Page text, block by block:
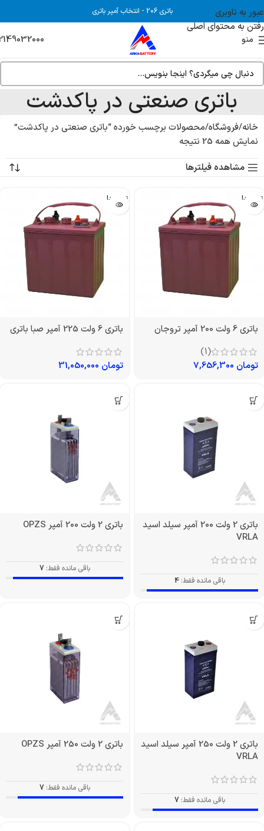
عبور به ناوبری
رفتن به محتوای اصلی
باتری 206 - انتخاب آمپر باتری
منو
باتری صنعتی در پاکدشت
خانه فروشگاه محصولات برچسب خورده “باتری صنعتی در پاکدشت”
نمایش همه 25 نتیجه
مشاهده فیلترها
تمام شد!
باتری 6 ولت 200 آمپر تروجان
(1)
تومان
تمام شد!
باتری 6 ولت 225 آمپر صبا باتری
تومان
باتری 2 ولت 200 آمپر سیلد اسید
VRLA
باقی مانده فقط: 4
باتری 2 ولت 200 آمپر OPZS
باقی مانده فقط: 7
باتری 2 ولت 250 آمپر سیلد اسید
VRLA
باقی مانده فقط: 7
باتری 2 ولت 250 آمپر OPZS
باقی مانده فقط: 7